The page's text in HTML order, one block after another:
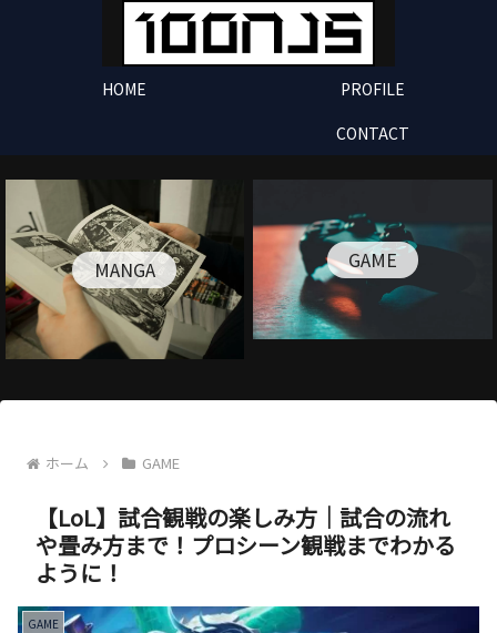
HOME
PROFILE
CONTACT
MANGA GAME
ホーム GAME
【LoL】試合観戦の楽しみ方｜試合の流れ
や畳み方まで！プロシーン観戦までわかる
ように！
GAME